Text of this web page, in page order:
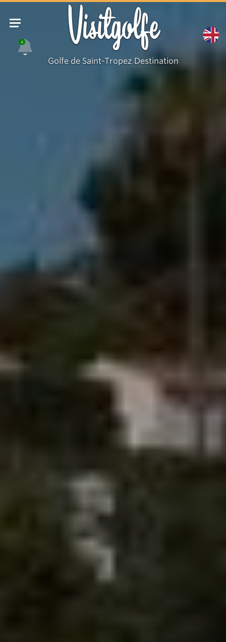
4 Visitgolfe
Golfe de Saint-Tropez Destination